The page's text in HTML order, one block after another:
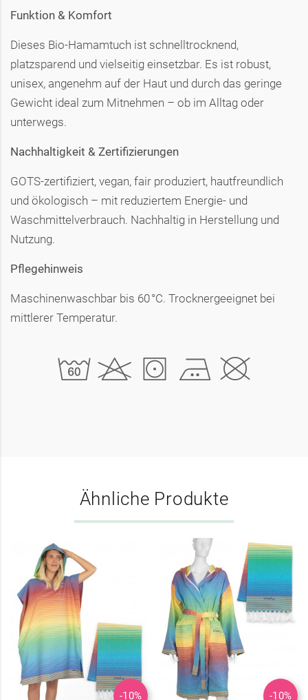
Funktion & Komfort
Dieses Bio-Hamamtuch ist schnelltrocknend,
platzsparend und vielseitig einsetzbar. Es ist robust,
unisex, angenehm auf der Haut und durch das geringe
Gewicht ideal zum Mitnehmen – ob im Alltag oder
unterwegs.
Nachhaltigkeit & Zertifizierungen
GOTS-zertifiziert, vegan, fair produziert, hautfreundlich
und ökologisch – mit reduziertem Energie- und
Waschmittelverbrauch. Nachhaltig in Herstellung und
Nutzung.
Pflegehinweis
Maschinenwaschbar bis 60 °C. Trocknergeeignet bei
mittlerer Temperatur.
Ähnliche Produkte
-10% -10%